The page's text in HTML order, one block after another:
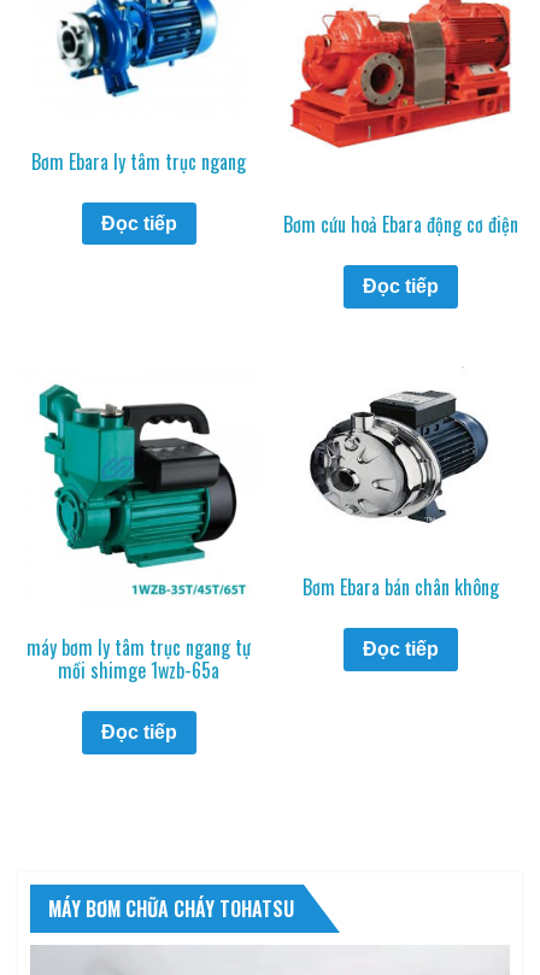
Bơm Ebara ly tâm trục ngang
Đọc tiếp Bơm cứu hoả Ebara động cơ điện
Đọc tiếp
máy bơm ly tâm trục ngang tự
mồi shimge 1wzb-65a
Đọc tiếp
Bơm Ebara bán chân không
Đọc tiếp
MÁY BƠM CHỮA CHÁY TOHATSU